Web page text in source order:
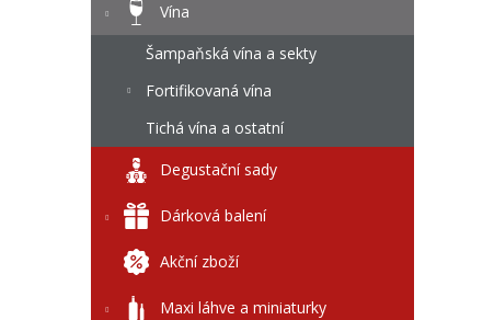
n
Vína
Šampaňská vína a sekty
Fortifikovaná vína
Tichá vína a ostatní
Degustační sady
Dárková balení
Akční zboží
Maxi láhve a miniaturky